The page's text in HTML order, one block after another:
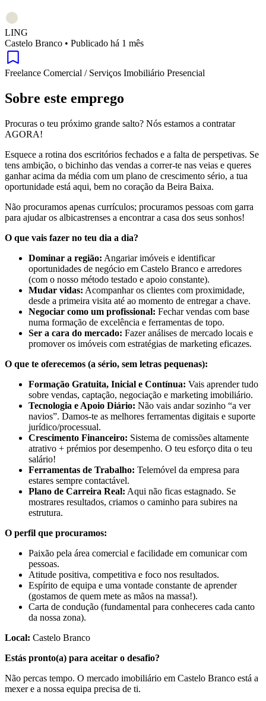
LING
Castelo Branco • Publicado há 1 mês
Freelance Comercial / Serviços Imobiliário Presencial
Sobre este emprego
Procuras o teu próximo grande salto? Nós estamos a contratar
AGORA!
Esquece a rotina dos escritórios fechados e a falta de perspetivas. Se
tens ambição, o bichinho das vendas a correr-te nas veias e queres
ganhar acima da média com um plano de crescimento sério, a tua
oportunidade está aqui, bem no coração da Beira Baixa.
Não procuramos apenas currículos; procuramos pessoas com garra
para ajudar os albicastrenses a encontrar a casa dos seus sonhos!
O que vais fazer no teu dia a dia?
Dominar a região: Angariar imóveis e identificar
oportunidades de negócio em Castelo Branco e arredores
(com o nosso método testado e apoio constante).
Mudar vidas: Acompanhar os clientes com proximidade,
desde a primeira visita até ao momento de entregar a chave.
Negociar como um profissional: Fechar vendas com base
numa formação de excelência e ferramentas de topo.
Ser a cara do mercado: Fazer análises de mercado locais e
promover os imóveis com estratégias de marketing eficazes.
O que te oferecemos (a sério, sem letras pequenas):
Formação Gratuita, Inicial e Contínua: Vais aprender tudo
sobre vendas, captação, negociação e marketing imobiliário.
Tecnologia e Apoio Diário: Não vais andar sozinho “a ver
navios”. Damos-te as melhores ferramentas digitais e suporte
jurídico/processual.
Crescimento Financeiro: Sistema de comissões altamente
atrativo + prémios por desempenho. O teu esforço dita o teu
salário!
Ferramentas de Trabalho: Telemóvel da empresa para
estares sempre contactável.
Plano de Carreira Real: Aqui não ficas estagnado. Se
mostrares resultados, criamos o caminho para subires na
estrutura.
O perfil que procuramos:
Paixão pela área comercial e facilidade em comunicar com
pessoas.
Atitude positiva, competitiva e foco nos resultados.
Espírito de equipa e uma vontade constante de aprender
(gostamos de quem mete as mãos na massa!).
Carta de condução (fundamental para conheceres cada canto
da nossa zona).
Local: Castelo Branco
Estás pronto(a) para aceitar o desafio?
Não percas tempo. O mercado imobiliário em Castelo Branco está a
mexer e a nossa equipa precisa de ti.